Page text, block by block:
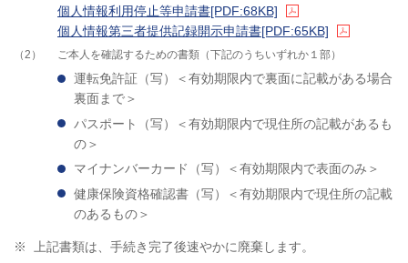
個人情報利用停止等申請書[PDF:68KB]
個人情報第三者提供記録開示申請書[PDF:65KB]
2 ご本人を確認するための書類（下記のうちいずれか１部）
運転免許証（写）＜有効期限内で裏面に記載がある場合
裏面まで＞
パスポート（写）＜有効期限内で現住所の記載があるも
の＞
マイナンバーカード（写）＜有効期限内で表面のみ＞
健康保険資格確認書（写）＜有効期限内で現住所の記載
のあるもの＞
※ 上記書類は、手続き完了後速やかに廃棄します。